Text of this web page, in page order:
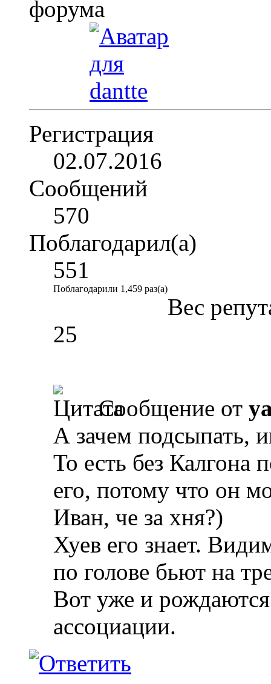
Регистрация
02.07.2016
Сообщений
570
Поблагодарил(а)
551
Поблагодарили 1,459 раз(а)
Вес
25
Сообщение от
А зачем подсыпать,
То есть без Калгона
его, потому что он
Иван, че за хня?)
Хуев его знает.
по голове бьют на
Вот уже и
ассоциации.